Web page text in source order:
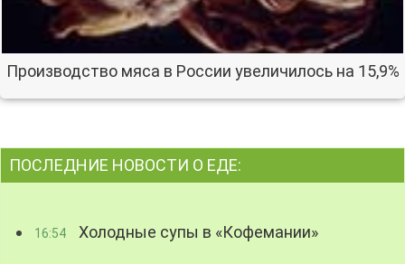
Производство мяса в России увеличилось на 15,9%
ПОСЛЕДНИЕ НОВОСТИ О ЕДЕ:
16:54 Холодные супы в «Кофемании»